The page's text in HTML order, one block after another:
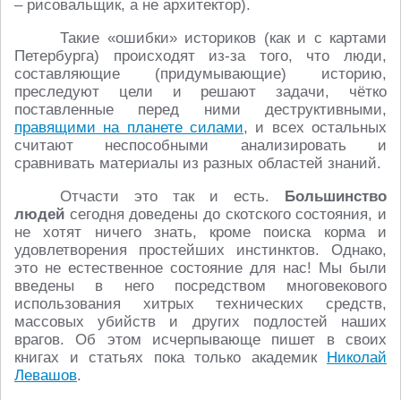
– рисовальщик, а не архитектор).
Такие «ошибки» историков (как и с картами
Петербурга) происходят из-за того, что люди,
составляющие (придумывающие) историю,
преследуют цели и решают задачи, чётко
поставленные перед ними деструктивными,
правящими на планете силами, и всех остальных
считают неспособными анализировать и
сравнивать материалы из разных областей знаний.
Отчасти это так и есть. Большинство
людей сегодня доведены до скотского состояния, и
не хотят ничего знать, кроме поиска корма и
удовлетворения простейших инстинктов. Однако,
это не естественное состояние для нас! Мы были
введены в него посредством многовекового
использования хитрых технических средств,
массовых убийств и других подлостей наших
врагов. Об этом исчерпывающе пишет в своих
книгах и статьях пока только академик Николай
Левашов.